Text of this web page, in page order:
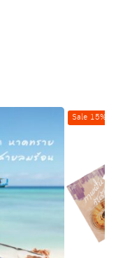
Sale 15%